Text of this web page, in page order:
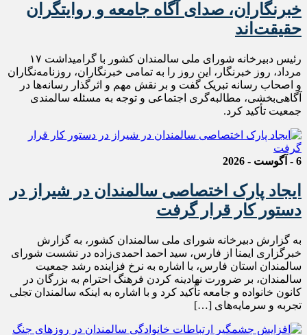
خبرنگاران، صدای آگاه جامعه و روایتگران
حقیقت‌اند
رئیس دبیرخانه شورای ملی سالمندان کشور با گرامیداشت ۱۷
مرداد، روز خبرنگار، این روز را به تمامی خبرنگاران، روزنامه‌نگاران
و اصحاب رسانه تبریک گفت و بر نقش مهم و اثرگذار رسانه‌ها در
آگاهی‌بخشی، مطالبه‌گری اجتماعی و توجه به مسئله سالمندی
جمعیت تأکید کرد.
6 - آگوست - 2026
ایجاد پارک اختصاصی سالمندان در شیراز در
دستور کار قرار گرفت
به گزارش دبیرخانه شورای ملی سالمندان کشور، به گزارش
خبرگزاری ایمنا از فارس، سید احمد احمدی‌زاده در نشست شورای
سالمندان استان فارس، با اشاره به نرخ فزاینده رشد جمعیت
سالمندان، بر ضرورت نهادینه کردن فرهنگ احترام به بزرگان در
کانون خانواده و جامعه تأکید کرد و با اشاره به اینکه سالمندان تجلی
تجربه و سرمایه‌های […]